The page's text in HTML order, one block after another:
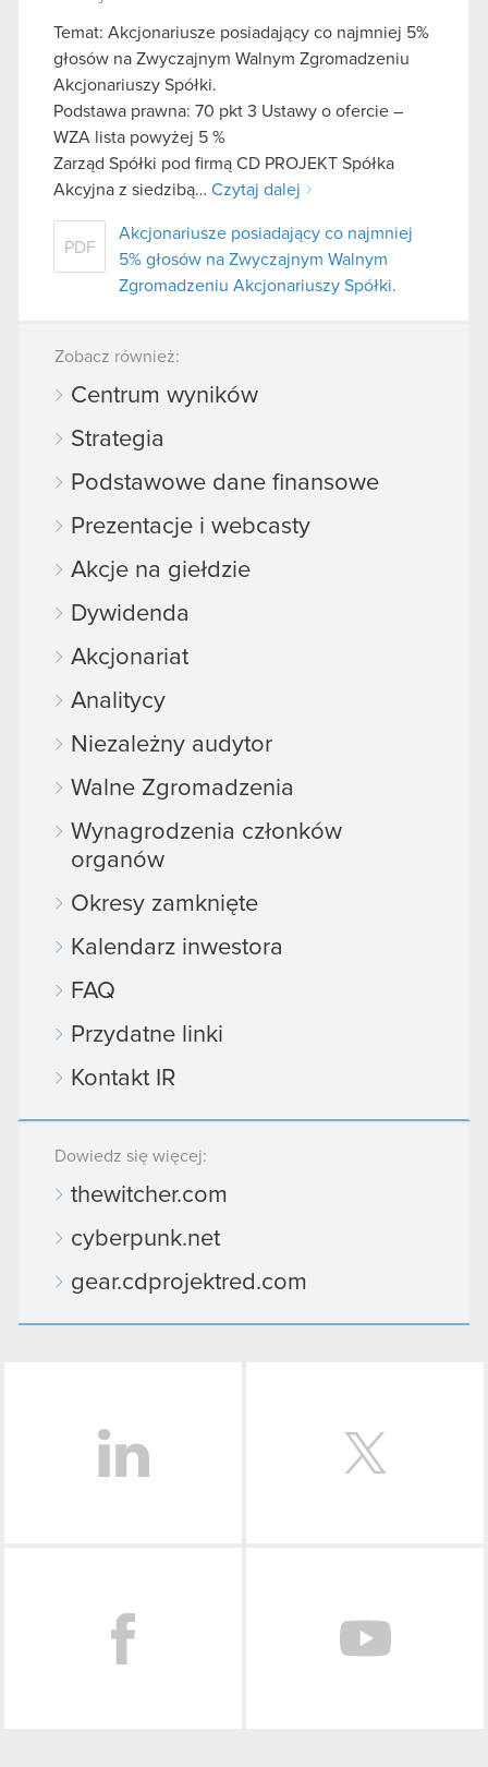
Temat: Akcjonariusze posiadający co najmniej 5%
głosów na Zwyczajnym Walnym Zgromadzeniu
Akcjonariuszy Spółki.
Podstawa prawna: 70 pkt 3 Ustawy o ofercie –
WZA lista powyżej 5 %
Zarząd Spółki pod firmą CD PROJEKT Spółka
Akcyjna z siedzibą… Czytaj dalej
PDF
Akcjonariusze posiadający co najmniej
5% głosów na Zwyczajnym Walnym
Zgromadzeniu Akcjonariuszy Spółki.
Zobacz również:
Centrum wyników
Strategia
Podstawowe dane finansowe
Prezentacje i webcasty
Akcje na giełdzie
Dywidenda
Akcjonariat
Analitycy
Niezależny audytor
Walne Zgromadzenia
Wynagrodzenia członków
organów
Okresy zamknięte
Kalendarz inwestora
FAQ
Przydatne linki
Kontakt IR
Dowiedz się więcej:
thewitcher.com
cyberpunk.net
gear.cdprojektred.com